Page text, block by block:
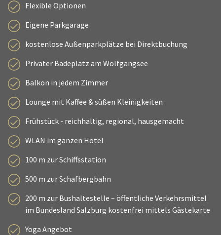
Flexible Optionen
Eigene Parkgarage
kostenlose Außenparkplätze bei Direktbuchung
Privater Badeplatz am Wolfgangsee
Balkon in jedem Zimmer
Lounge mit Kaffee & süßen Kleinigkeiten
Frühstück - reichhaltig, regional, hausgemacht
WLAN im ganzen Hotel
100 m zur Schiffsstation
500 m zur Schafbergbahn
200 m zur Bushaltestelle – öffentliche Verkehrsmittel
im Bundesland Salzburg kostenfrei mittels Gästekarte
Yoga Angebot